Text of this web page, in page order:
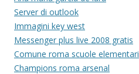
Server di outlook
Immagini key west
Messenger plus live 2008 gratis
Comune roma scuole elementari
Champions roma arsenal